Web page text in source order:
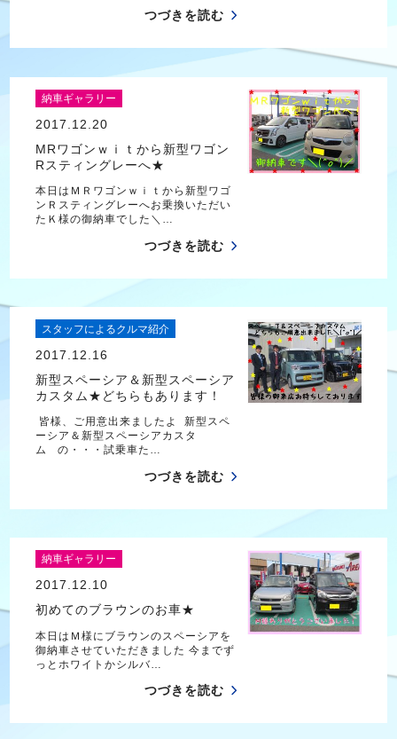
つづきを読む
納車ギャラリー
2017.12.20
MRワゴンｗｉｔから新型ワゴン
Rスティングレーへ★
本日はＭＲワゴンｗｉｔから新型ワゴ
ンＲスティングレーへお乗換いただい
たＫ様の御納車でした＼…
つづきを読む
スタッフによるクルマ紹介
2017.12.16
新型スペーシア＆新型スペーシア
カスタム★どちらもあります！
皆様、ご用意出来ましたよ 新型スペ
ーシア＆新型スペーシアカスタ
ム の・・・試乗車た…
つづきを読む
納車ギャラリー
2017.12.10
初めてのブラウンのお車★
本日はＭ様にブラウンのスペーシアを
御納車させていただきました 今までず
っとホワイトかシルバ…
つづきを読む